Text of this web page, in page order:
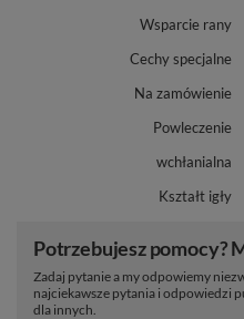
Wsparcie rany
Cechy specjalne
Na zamówienie
Powleczenie
wchłanialna
Kształt igły
Potrzebujesz pomocy?
Zadaj pytanie a my odpowiemy
najciekawsze pytania i odpowiedzi
dla innych.